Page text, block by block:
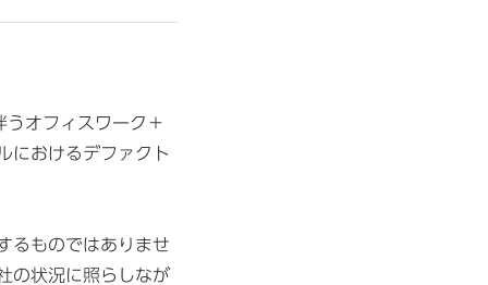
オフィスワーク＋
におけるデファクト
るものではありませ
の状況に照らしなが